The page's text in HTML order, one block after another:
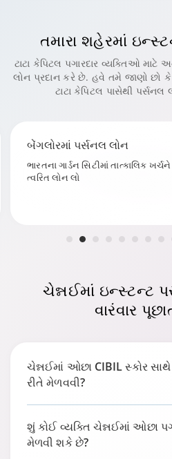
તમારા શહેરમાં
ટાટા કેપિટલ પગારદાર વ્યક્તિઓ
લોન પ્રદાન કરે છે. હવે તમે જાણો
ટાટા કેપિટલ પાસેથી
મુંબઈમાં પર્સનલ લોન
મુંબઈમાં શ્રેષ્ઠ લોન વ્યાજ દરો મેળવો.
સાથે જોડાઓ.
ચેન્નઈમાં ઇન્સ્ટન્ટ
વારંવાર
ચેન્નઈમાં ઓછા CIBIL સ્કોર
રીતે મેળવવી?
શું કોઈ વ્યક્તિ ચેન્નઈમાં ઓછા
મેળવી શકે છે?